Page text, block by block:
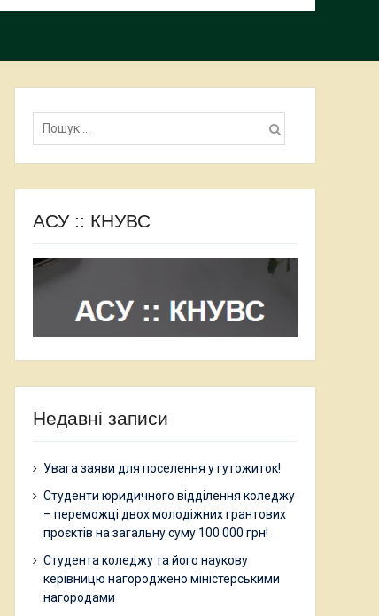
Пошук:
АСУ :: КНУВС
Недавні записи
Увага заяви для поселення у гутожиток!
Студенти юридичного відділення коледжу
– переможці двох молодіжних грантових
проєктів на загальну суму 100 000 грн!
Студента коледжу та його наукову
керівницю нагороджено міністерськими
нагородами